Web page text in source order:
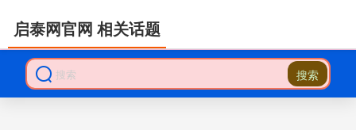
搜索
启泰网官网 相关话题